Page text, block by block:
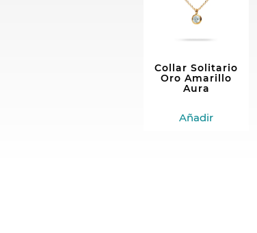
Collar Solitario
Oro Amarillo
Aura
Añadir